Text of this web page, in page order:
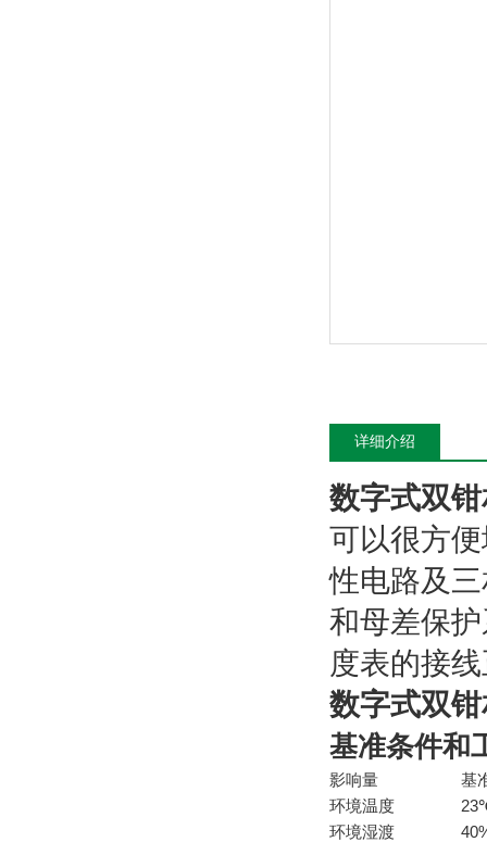
详细介绍
数字式双
可以很方
性电路及
和母差保
度表的接
数字式双
基准条件和
影响量
基
环境温度
环境湿渡